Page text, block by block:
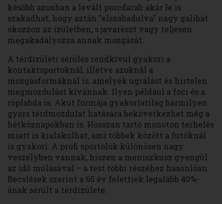
később azonban a levált porcdarab akár le is
szakadhat, hogy aztán "elszabadulva" nagy galibát
okozzon az ízületben, s javarészt vagy teljesen
megakadályozza annak mozgását.
A térdízületi sérülés rendkívül gyakori a
kontaktsportoknál, illetve azoknál a
mozgásformáknál is, amelyek ugrálást és hirtelen
megmozdulást kívánnak. Ilyen például a foci és a
röplabda is. Akut formája gyakorlatilag bármilyen
gyors térdmozdulat hatására bekövetkezhet még a
hétköznapokban is. Hosszan tartó monoton terhelés
miatt is kialakulhat, ami többek között a futóknál
is gyakori. A profi sportolók különösen nagy
veszélyben vannak, hiszen a meniszkusz gyengül
az idő múlásával – a test többi részéhez hasonlóan.
Becslések szerint a 65 év felettiek legalább 40%-
ának sérült a térdízülete.